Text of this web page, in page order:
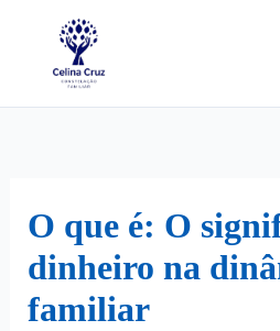
O que é: O
dinheiro na
familiar